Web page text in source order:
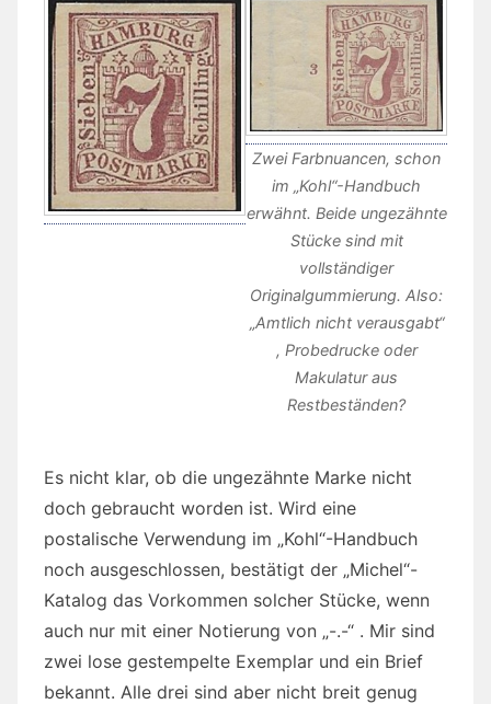
Zwei Farbnuancen, schon
im „Kohl“-Handbuch
erwähnt. Beide ungezähnte
Stücke sind mit
vollständiger
Originalgummierung. Also:
„Amtlich nicht verausgabt“
, Probedrucke oder
Makulatur aus
Restbeständen?
Es nicht klar, ob die ungezähnte Marke nicht
doch gebraucht worden ist. Wird eine
postalische Verwendung im „Kohl“-Handbuch
noch ausgeschlossen, bestätigt der „Michel“-
Katalog das Vorkommen solcher Stücke, wenn
auch nur mit einer Notierung von „-.-“ . Mir sind
zwei lose gestempelte Exemplar und ein Brief
bekannt. Alle drei sind aber nicht breit genug